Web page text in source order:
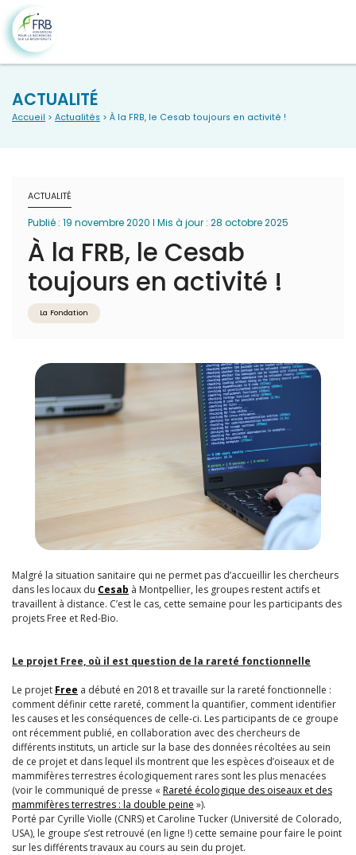
ACTUALITÉ
Accueil > Actualités > À la FRB, le Cesab toujours en activité !
ACTUALITÉ
Publié : 19 novembre 2020 I Mis à jour : 28 octobre 2025
À la FRB, le Cesab
toujours en activité !
La Fondation
Malgré la situation sanitaire qui ne permet pas d’accueillir les chercheurs
dans les locaux du Cesab à Montpellier, les groupes restent actifs et
travaillent à distance. C’est le cas, cette semaine pour les participants des
projets Free et Red-Bio.
Le projet Free, où il est question de la rareté fonctionnelle
Le projet Free a débuté en 2018 et travaille sur la rareté fonctionnelle :
comment définir cette rareté, comment la quantifier, comment identifier
les causes et les conséquences de celle-ci. Les participants de ce groupe
ont récemment publié, en collaboration avec des chercheurs de
différents instituts, un article sur la base des données récoltées au sein
de ce projet et dans lequel ils montrent que les espèces d’oiseaux et de
mammifères terrestres écologiquement rares sont les plus menacées
(voir le communiqué de presse « Rareté écologique des oiseaux et des
mammifères terrestres : la double peine »).
Porté par Cyrille Violle (CNRS) et Caroline Tucker (Université de Colorado,
USA), le groupe s’est retrouvé (en ligne !) cette semaine pour faire le point
sur les différents travaux au cours au sein du projet.